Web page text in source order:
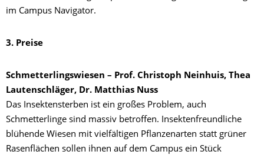
im Campus Navigator.
3. Preise
Schmetterlingswiesen – Prof. Christoph Neinhuis, Thea
Lautenschläger, Dr. Matthias Nuss
Das Insektensterben ist ein großes Problem, auch
Schmetterlinge sind massiv betroffen. Insektenfreundliche
blühende Wiesen mit vielfältigen Pflanzenarten statt grüner
Rasenflächen sollen ihnen auf dem Campus ein Stück